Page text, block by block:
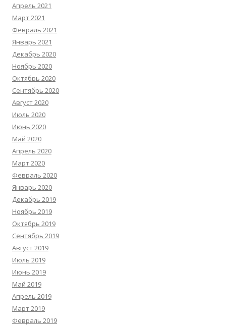
Апрель 2021
Март 2021
Февраль 2021
Январь 2021
Декабрь 2020
Ноябрь 2020
Октябрь 2020
Сентябрь 2020
Август 2020
Июль 2020
Июнь 2020
Май 2020
Апрель 2020
Март 2020
Февраль 2020
Январь 2020
Декабрь 2019
Ноябрь 2019
Октябрь 2019
Сентябрь 2019
Август 2019
Июль 2019
Июнь 2019
Май 2019
Апрель 2019
Март 2019
Февраль 2019